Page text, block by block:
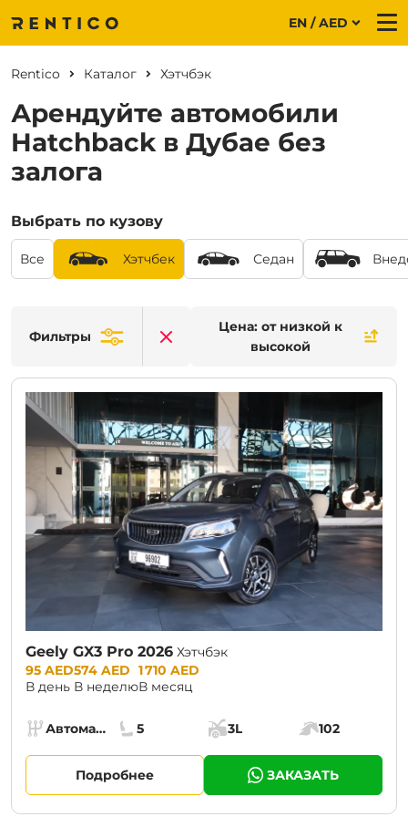
EN / AED
Арендуйте автомобили
Hatchback в Дубае без
залога
Rentico Каталог Хэтчбэк
Выбрать по кузову
Все Хэтчбек Седан
Фильтры
Clear filters
Цена: от низкой к
высокой
Geely GX3 Pro 2026 Хэтчбэк
Prices:
95 AED
В день
574 AED
В неделю
1 710 AED
В месяц
Specs:
Коробка передач:
Автомат (АКПП)
Места:
5
Объём багажника:
3L
Мощность
102
Подробнее ЗАКАЗАТЬ